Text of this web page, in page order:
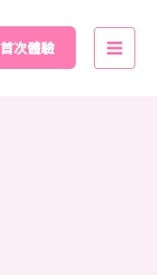
首次體驗
Main